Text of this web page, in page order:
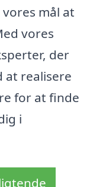
mål at
vores
der
at realisere
for at finde
i